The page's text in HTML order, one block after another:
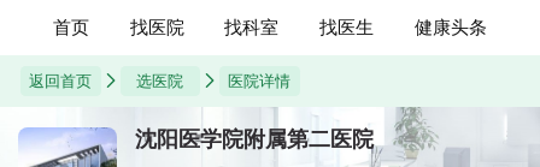
首页 找医院 找科室 找医生 健康头条
返回首页 选医院 医院详情
沈阳医学院附属第二医院